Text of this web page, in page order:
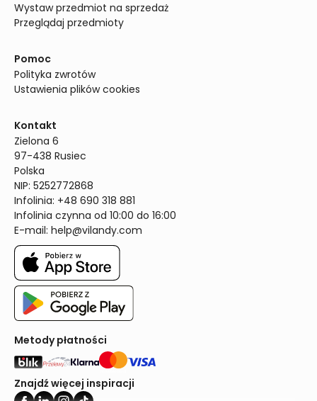
Wystaw przedmiot na sprzedaż
Przeglądaj przedmioty
Pomoc
Polityka zwrotów
Ustawienia plików cookies
Kontakt
Zielona 6
97-438 Rusiec
Polska
NIP: 5252772868
Infolinia: +48 690 318 881
Infolinia czynna od 10:00 do 16:00
E-mail: help@vilandy.com
Metody płatności
Znajdź więcej inspiracji